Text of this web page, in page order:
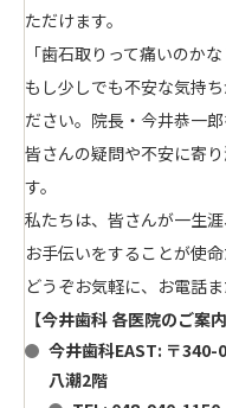
ただけます。
「歯石取りって痛いのか
もし少しでも不安な気持
ださい。院長・今井恭一
皆さんの疑問や不安に寄
す。
私たちは、皆さんが一生
お手伝いをすることが使命
どうぞお気軽に、お電話
【今井歯科 各医院のご案内
今井歯科EAST: 〒340-
八潮2階